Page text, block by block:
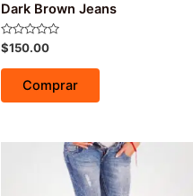
Dark Brown Jeans
Avaliação
0
de
$150.00
Comprar